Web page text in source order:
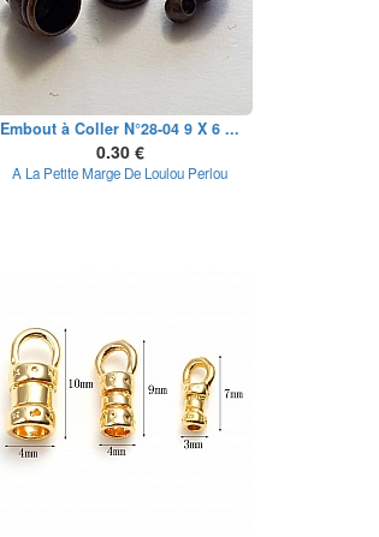
Embout à Coller N°28-04 9 X 6 ...
0.30 €
A La Petite Marge De Loulou Perlou